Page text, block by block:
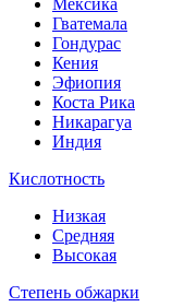
Мексика
Гватемала
Гондурас
Кения
Эфиопия
Коста Рика
Никарагуа
Индия
Кислотность
Низкая
Средняя
Высокая
Степень обжарки